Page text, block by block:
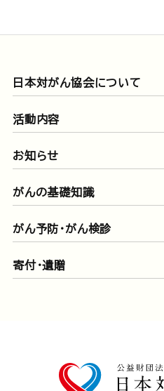
日本対がん協会について
活動内容
お知らせ
がんの基礎知識
がん予防・がん検診
寄付・遺贈